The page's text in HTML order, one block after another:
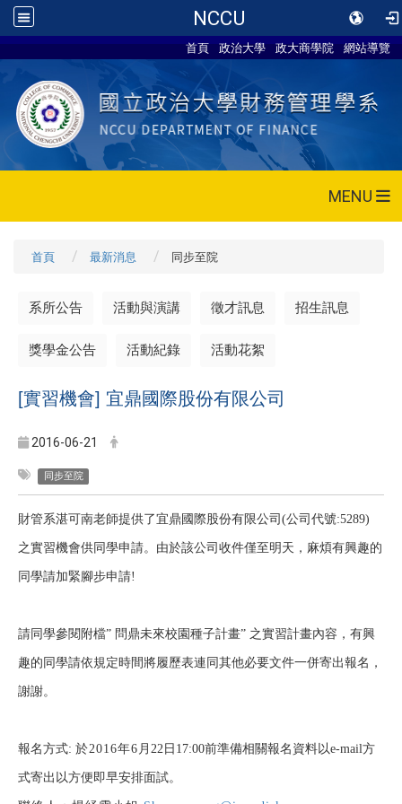
NCCU
首頁 政治大學 政大商學院 網站導覽
MENU
首頁 最新消息 同步至院
系所公告 活動與演講 徵才訊息 招生訊息
獎學金公告 活動紀錄 活動花絮
[實習機會] 宜鼎國際股份有限公司
2016-06-21
同步至院
財管系湛可南老師提供了宜鼎國際股份有限公司(公司代號:5289)
之實習機會供同學申請。由於該公司收件僅至明天，麻煩有興趣的
同學請加緊腳步申請!
請同學參閱附檔” 問鼎未來校園種子計畫” 之實習計畫內容，有興
趣的同學請依規定時間將履歷表連同其他必要文件一併寄出報名，
謝謝。
報名方式: 於2016年6 月22日17:00前準備相關報名資料以e-mail方
式寄出以方便即早安排面試。